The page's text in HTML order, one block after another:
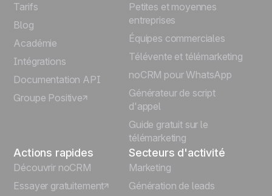
Português
Italiano
Deutsch
Tarifs
Blog
Académie
Intégrations
Documentation API
Groupe Positive
Petites et moyennes
entreprises
Équipes commerciales
Télévente et télémarketing
noCRM pour WhatsApp
Générateur de script
d'appel
Guide gratuit sur le
télémarketing
Actions rapides
Découvrir noCRM
Essayer gratuitement
Secteurs d'activité
Marketing
Génération de leads